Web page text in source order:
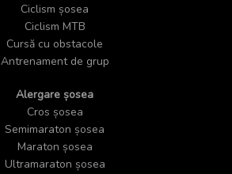
Ciclism șosea
Ciclism MTB
Cursă cu obstacole
Antrenament de grup
Alergare șosea
Cros șosea
Semimaraton șosea
Maraton șosea
Ultramaraton șosea